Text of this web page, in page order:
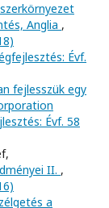
Anglia ,
Évf.
fejlesszük egy
Évf. 58
II. ,
a